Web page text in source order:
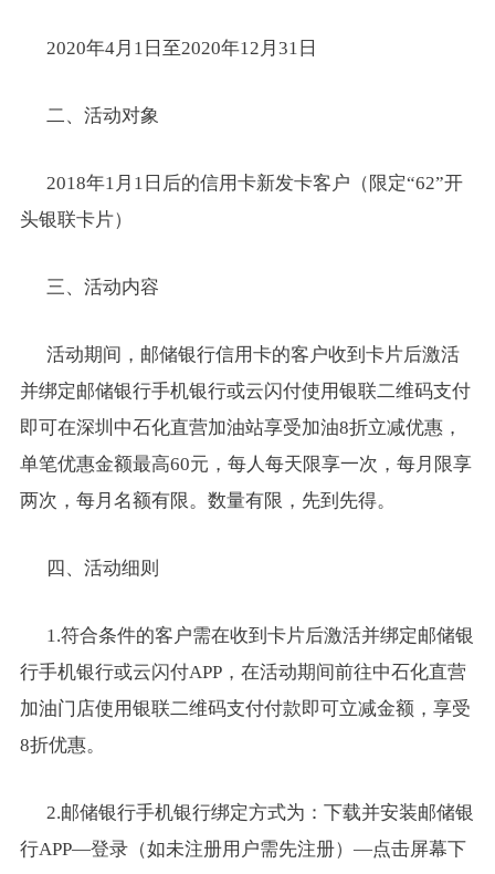
2020年4月1日至2020年12月31日
二、活动对象
2018年1月1日后的信用卡新发卡客户（限定“62”开
头银联卡片）
三、活动内容
活动期间，邮储银行信用卡的客户收到卡片后激活
并绑定邮储银行手机银行或云闪付使用银联二维码支付
即可在深圳中石化直营加油站享受加油8折立减优惠，
单笔优惠金额最高60元，每人每天限享一次，每月限享
两次，每月名额有限。数量有限，先到先得。
四、活动细则
1.符合条件的客户需在收到卡片后激活并绑定邮储银
行手机银行或云闪付APP，在活动期间前往中石化直营
加油门店使用银联二维码支付付款即可立减金额，享受
8折优惠。
2.邮储银行手机银行绑定方式为：下载并安装邮储银
行APP—登录（如未注册用户需先注册）—点击屏幕下